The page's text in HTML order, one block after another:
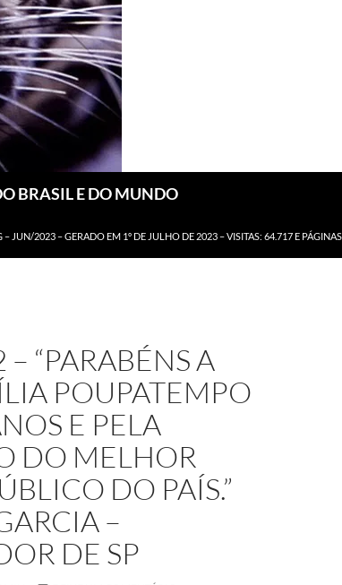
BRASIL E DO MUNDO
– JUN/2023 – GERADO EM 1º DE JULHO DE 2023 – VISITAS: 64.717 E
“PARABÉNS A
POUPATEMPO
E PELA
DO MELHOR
DO PAÍS.”
–
DE SP